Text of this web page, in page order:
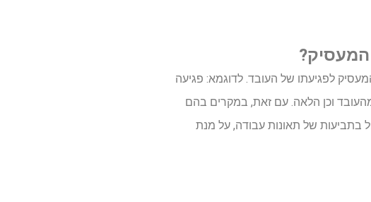
לפגיעתו של העובד. לדוגמא: פגיעה
וכן הלאה. עם זאת, במקרים בהם
בתביעות של תאונות עבודה, על מנת